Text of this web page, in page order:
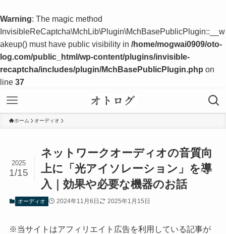
Warning: The magic method
InvisibleReCaptcha\MchLib\Plugin\MchBasePublicPlugin::__w
akeup() must have public visibility in /home/mogwai0909/oto-
log.com/public_html/wp-content/plugins/invisible-
recaptcha/includes/plugin/MchBasePublicPlugin.php on
line 37
ホーム オーディオ
ネットワークオーディオの音質向
上に「光アイソレーション」を導
入｜効果や必要な機器のお話
2025
1/15
オーディオ 2024年11月6日 2025年1月15日
※当サイトはアフィリエイト広告を利用している記事が